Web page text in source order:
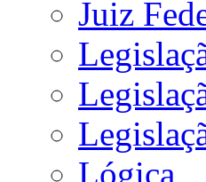
Juiz
Lógica